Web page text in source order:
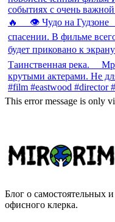
This error message is only
Блог о самостоятельных
офисного клерка.